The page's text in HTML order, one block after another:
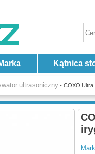
Kątnica
ultrasoniczny - COXO Ultra